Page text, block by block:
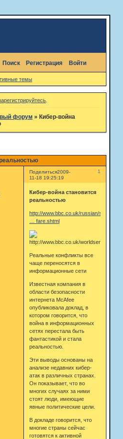
Поиск Регистрация Войти
темы
форум » Кибер-война
Поделиться 1
2009-
11-18 19:25:19
Кибер-война становится
реальностью
http://www.bbc.co.uk/russian/science/
… fare.shtml
Реальные конфликты все
чаще переносятся в
информационные сети
Известная компания в
области безопасности
интернета McAfee
опубликовала доклад, в
котором говорится, что
война в информационных
сетях перестала быть
фантастикой и стала
реальностью.
Эти выводы основаны на
анализе недавних кибер-
атак в различных странах.
Он показывает, что во
многих случаях за ними
стоят люди, имеющие
явные политические цели.
В докладе говорится, что
многие страны сейчас
готовятся к активной